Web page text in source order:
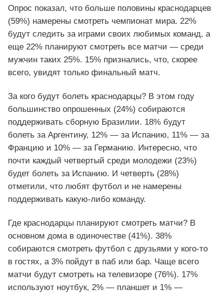
Опрос показал, что больше половины краснодарцев
(59%) намерены смотреть чемпионат мира. 22%
будут следить за играми своих любимых команд, а
еще 22% планируют смотреть все матчи — среди
мужчин таких 25%. 15% признались, что, скорее
всего, увидят только финальный матч.
За кого будут болеть краснодарцы? В этом году
большинство опрошенных (24%) собираются
поддерживать сборную Бразилии. 18% будут
болеть за Аргентину, 12% — за Испанию, 11% — за
Францию и 10% — за Германию. Интересно, что
почти каждый четвертый среди молодежи (23%)
будет болеть за Испанию. И четверть (28%)
отметили, что любят футбол и не намерены
поддерживать какую-либо команду.
Где краснодарцы планируют смотреть матчи? В
основном дома в одиночестве (41%). 38%
собираются смотреть футбол с друзьями у кого-то
в гостях, а 3% пойдут в паб или бар. Чаще всего
матчи будут смотреть на телевизоре (76%). 17%
используют ноутбук, 2% — планшет и 1% —